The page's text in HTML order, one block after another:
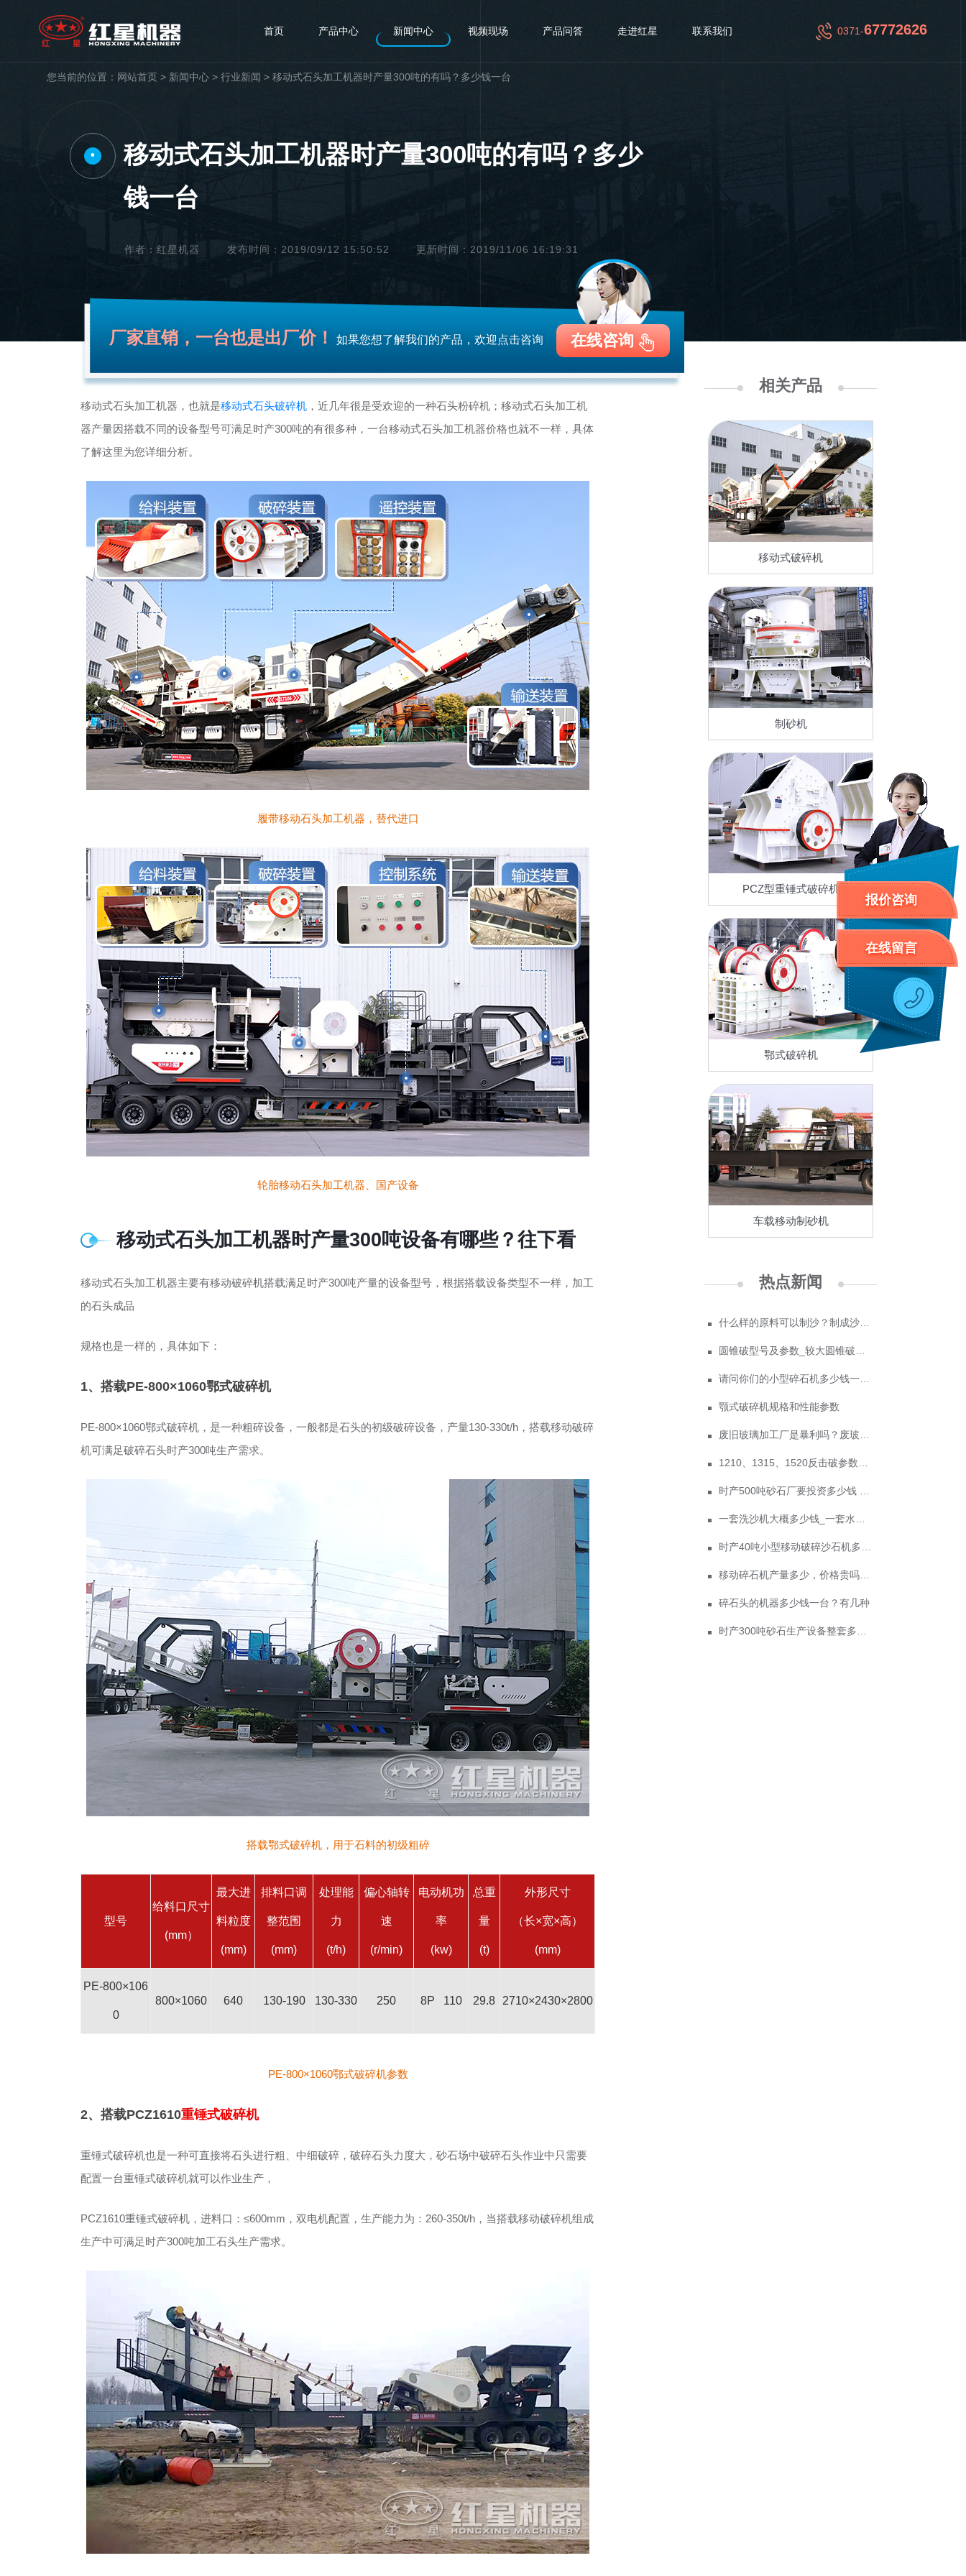
首页 产品中心 新闻中心 视频现场 产品问答 走进红星 联系我们 0371-67772626
您当前的位置： 网站首页 > 新闻中心 > 行业新闻 > 移动式石头加工机器时产量300吨的有吗？多少钱一台
•
移动式石头加工机器时产量300吨的有吗？多少
钱一台
作者：红星机器 发布时间：2019/09/12 15:50:52 更新时间：2019/11/06 16:19:31
厂家直销，一台也是出厂价！ 如果您想了解我们的产品，欢迎点击咨询 在线咨询
移动式石头加工机器，也就是移动式石头破碎机 ，近几年很是受欢迎的一种石头粉碎机；移动式石头加工机
器产量因搭载不同的设备型号可满足时产300吨的有很多种，一台移动式石头加工机器价格也就不一样，具体
了解这里为您详细分析。
履带移动石头加工机器，替代进口
轮胎移动石头加工机器、国产设备
移动式石头加工机器时产量300吨设备有哪些？往下看
移动式石头加工机器主要有移动破碎机搭载满足时产300吨产量的设备型号，根据搭载设备类型不一样，加工
的石头成品
规格也是一样的，具体如下：
1、搭载PE-800×1060鄂式破碎机
PE-800×1060鄂式破碎机，是一种粗碎设备，一般都是石头的初级破碎设备，产量130-330t/h，搭载移动破碎
机可满足破碎石头时产300吨生产需求。
搭载鄂式破碎机，用于石料的初级粗碎
型号
给料口尺寸
(mm）
最大进
料粒度
(mm)
排料口调
整范围
(mm)
处理能
力
(t/h)
偏心轴转
速
(r/min)
电动机功
率
(kw)
总重
量
(t)
外形尺寸
（长×宽×高）
(mm)
PE-800×106
0
800×1060 640 130-190 130-330 250 8P 110 29.8 2710×2430×2800
PE-800×1060鄂式破碎机参数
2、搭载PCZ1610重锤式破碎机
重锤式破碎机也是一种可直接将石头进行粗、中细破碎，破碎石头力度大，砂石场中破碎石头作业中只需要
配置一台重锤式破碎机就可以作业生产，
PCZ1610重锤式破碎机，进料口：≤600mm，双电机配置，生产能力为：260-350t/h，当搭载移动破碎机组成
生产中可满足时产300吨加工石头生产需求。
相关产品
移动式破碎机
制砂机
PCZ型重锤式破碎机
鄂式破碎机
车载移动制砂机
热点新闻
什么样的原料可以制沙？制成沙子成本多少
圆锥破型号及参数_较大圆锥破碎机型号
请问你们的小型碎石机多少钱一台？
颚式破碎机规格和性能参数
废旧玻璃加工厂是暴利吗？废玻璃加工设备多少钱？
1210、1315、1520反击破参数及价格
时产500吨砂石厂要投资多少钱 政府为什么不支持机制砂？
一套洗沙机大概多少钱_一套水洗砂设备价格
时产40吨小型移动破碎沙石机多少钱？哪里价格便宜？
移动碎石机产量多少，价格贵吗？有没有现场视频
碎石头的机器多少钱一台？有几种
时产300吨砂石生产设备整套多少钱？成功案例现场视频
报价咨询
在线留言